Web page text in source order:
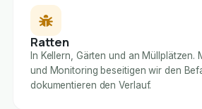
Ratten
In Kellern, Gärten und an Müllplätzen.
und Monitoring beseitigen wir den
dokumentieren den Verlauf.